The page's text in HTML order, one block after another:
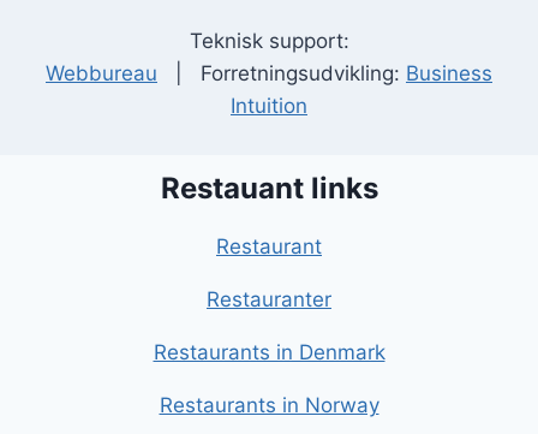
Teknisk support:
Webbureau | Forretningsudvikling: Business
Intuition
Restauant links
Restaurant
Restauranter
Restaurants in Denmark
Restaurants in Norway